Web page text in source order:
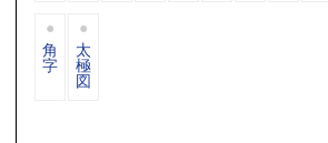
角
字
太
極
図